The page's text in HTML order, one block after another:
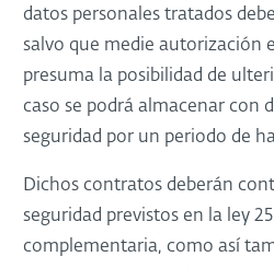
datos personales tratados
salvo que medie autorización
presuma la posibilidad de
caso se podrá almacenar con
seguridad por un periodo de
Dichos contratos deberán
seguridad previstos en la ley
complementaria, como así